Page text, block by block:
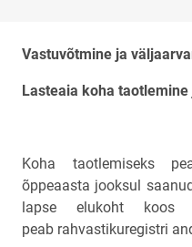
Vastuvõtmine ja
Lasteaia koha
Koha taotlemiseks
õppeaasta jooksul
lapse
elukoht koos
peab rahvastikuregistri